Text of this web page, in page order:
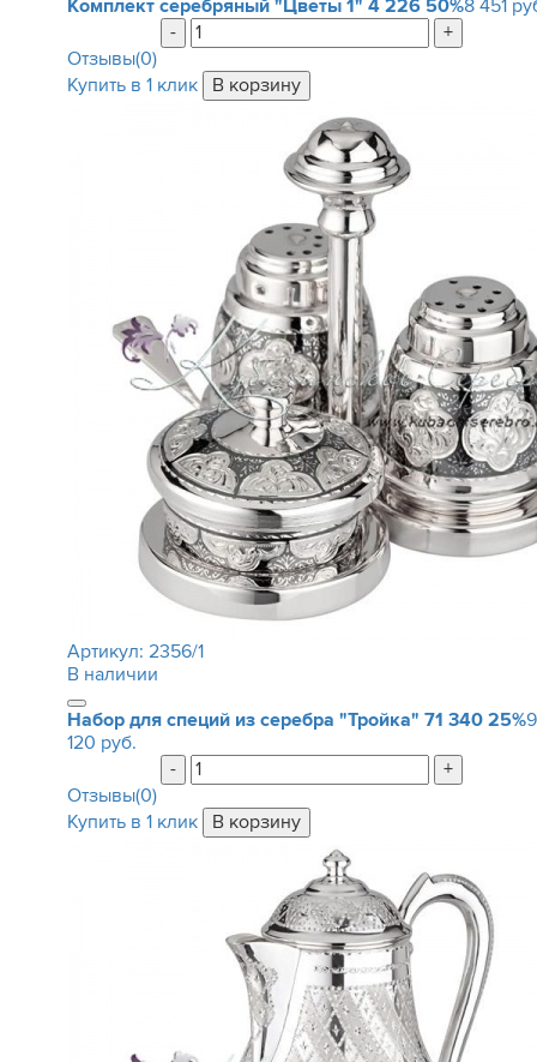
Комплект серебряный "Цветы 1" 4 226 50%8 451
-
+
Отзывы(0)
Купить в 1 клик
Артикул: 2356/1
В наличии
Набор для специй из серебра "Тройка" 71 340 25%
120 руб.
-
+
Отзывы(0)
Купить в 1 клик